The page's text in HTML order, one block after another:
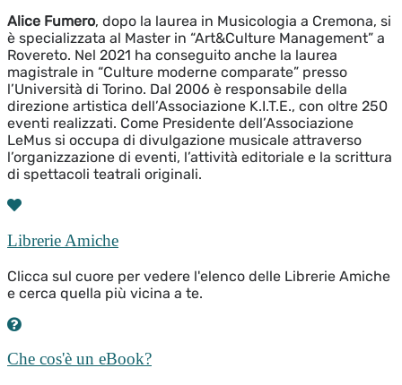
Alice Fumero, dopo la laurea in Musicologia a Cremona, si
è specializzata al Master in “Art&Culture Management” a
Rovereto. Nel 2021 ha conseguito anche la laurea
magistrale in “Culture moderne comparate” presso
l’Università di Torino. Dal 2006 è responsabile della
direzione artistica dell’Associazione K.I.T.E., con oltre 250
eventi realizzati. Come Presidente dell’Associazione
LeMus si occupa di divulgazione musicale attraverso
l’organizzazione di eventi, l’attività editoriale e la scrittura
di spettacoli teatrali originali.
Librerie Amiche
Clicca sul cuore per vedere l'elenco delle Librerie Amiche
e cerca quella più vicina a te.
Che cos'è un eBook?